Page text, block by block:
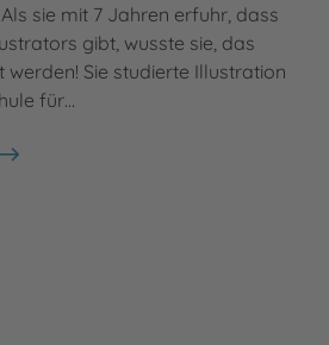
sie mit 7 Jahren erfuhr, dass
gibt, wusste sie, das
Sie studierte Illustration
für…